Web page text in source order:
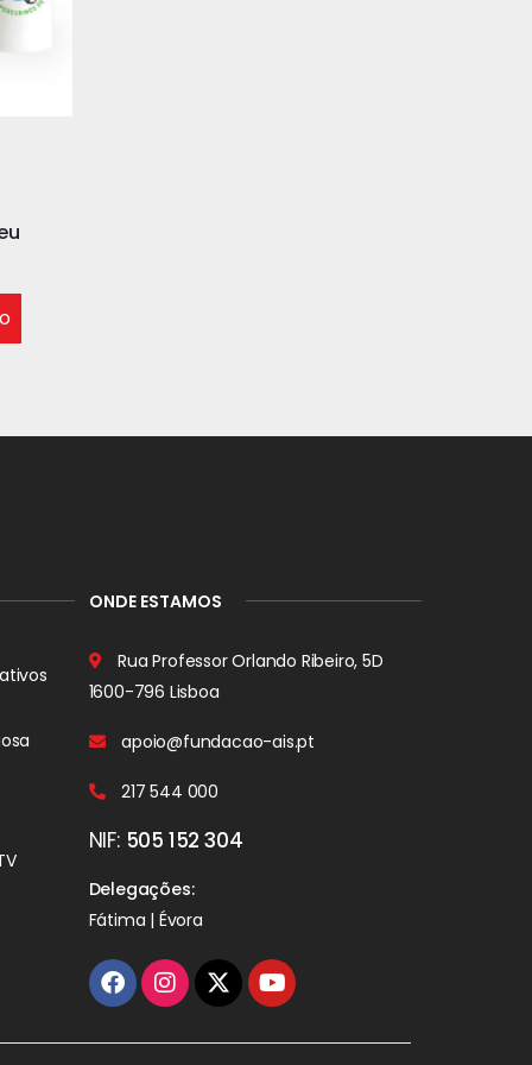
ONDE ESTAMOS
Rua Professor Orlando Ribeiro, 5D
1600-796 Lisboa
apoio@fundacao-ais.pt
217 544 000
NIF: 505 152 304
Delegações:
Fátima | Évora